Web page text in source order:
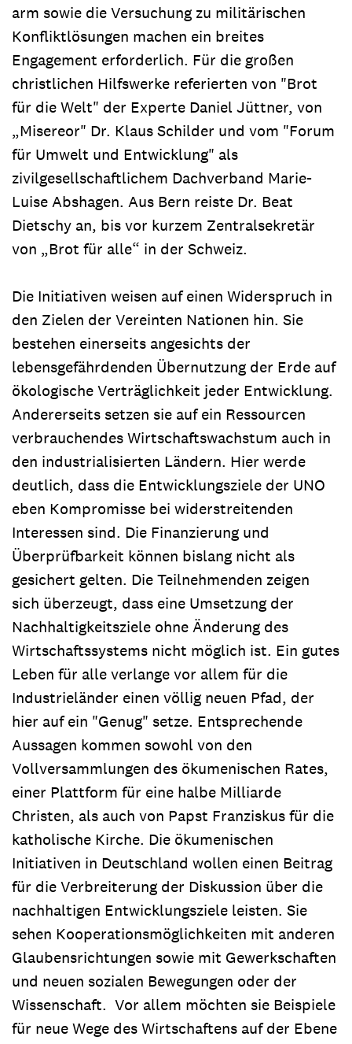
arm sowie die Versuchung zu militärischen
Konfliktlösungen machen ein breites
Engagement erforderlich. Für die großen
christlichen Hilfswerke referierten von "Brot
für die Welt" der Experte Daniel Jüttner, von
„Misereor" Dr. Klaus Schilder und vom "Forum
für Umwelt und Entwicklung" als
zivilgesellschaftlichem Dachverband Marie-
Luise Abshagen. Aus Bern reiste Dr. Beat
Dietschy an, bis vor kurzem Zentralsekretär
von „Brot für alle“ in der Schweiz.
Die Initiativen weisen auf einen Widerspruch in
den Zielen der Vereinten Nationen hin. Sie
bestehen einerseits angesichts der
lebensgefährdenden Übernutzung der Erde auf
ökologische Verträglichkeit jeder Entwicklung.
Andererseits setzen sie auf ein Ressourcen
verbrauchendes Wirtschaftswachstum auch in
den industrialisierten Ländern. Hier werde
deutlich, dass die Entwicklungsziele der UNO
eben Kompromisse bei widerstreitenden
Interessen sind. Die Finanzierung und
Überprüfbarkeit können bislang nicht als
gesichert gelten. Die Teilnehmenden zeigen
sich überzeugt, dass eine Umsetzung der
Nachhaltigkeitsziele ohne Änderung des
Wirtschaftssystems nicht möglich ist. Ein gutes
Leben für alle verlange vor allem für die
Industrieländer einen völlig neuen Pfad, der
hier auf ein "Genug" setze. Entsprechende
Aussagen kommen sowohl von den
Vollversammlungen des ökumenischen Rates,
einer Plattform für eine halbe Milliarde
Christen, als auch von Papst Franziskus für die
katholische Kirche. Die ökumenischen
Initiativen in Deutschland wollen einen Beitrag
für die Verbreiterung der Diskussion über die
nachhaltigen Entwicklungsziele leisten. Sie
sehen Kooperationsmöglichkeiten mit anderen
Glaubensrichtungen sowie mit Gewerkschaften
und neuen sozialen Bewegungen oder der
Wissenschaft. Vor allem möchten sie Beispiele
für neue Wege des Wirtschaftens auf der Ebene